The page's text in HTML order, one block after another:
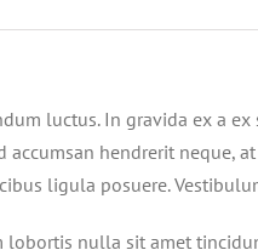
luctus. In gravida ex a
accumsan hendrerit neque,
ligula posuere.
lobortis nulla sit amet